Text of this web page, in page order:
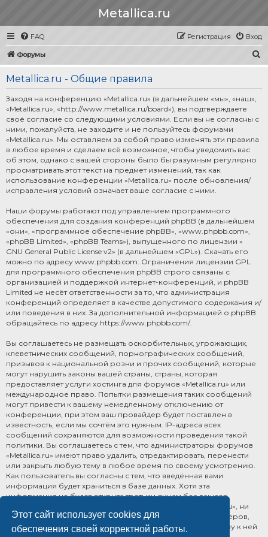
Этот сайт использует cookies для
обеспечения своей корректной работы.
Metallica.ru
FAQ Вход
Регистрация
Форумы
Metallica.ru - Общие правила
Заходя на конференцию «Metallica.ru» (в дальнейшем «мы», «наш»,
«Metallica.ru», «http://www.metallica.ru/board»), вы подтверждаете
своё согласие со следующими условиями. Если вы не согласны с
ними, пожалуйста, не заходите и не пользуйтесь форумами
«Metallica.ru». Мы оставляем за собой право изменять эти правила
в любое время и сделаем всё возможное, чтобы уведомить вас
об этом, однако с вашей стороны было бы разумным регулярно
просматривать этот текст на предмет изменений, так как
использование конференции «Metallica.ru» после обновления/
исправления условий означает ваше согласие с ними.
Наши форумы работают под управлением программного
обеспечения для создания конференций phpBB (в дальнейшем
«они», «программное обеспечение phpBB», «www.phpbb.com»,
«phpBB Limited», «phpBB Teams»), выпущенного по лицензии «
GNU General Public License v2» (в дальнейшем «GPL»). Скачать его
можно по адресу www.phpbb.com. Ограничения лицензии GPL
для программного обеспечения phpBB строго связаны с
организацией и поддержкой интернет-конференций, и phpBB
Limited не несёт ответственности за то, что администрация
конференций определяет в качестве допустимого содержания и/
или поведения в них. За дополнительной информацией о phpBB
обращайтесь по адресу https://www.phpbb.com/.
Вы соглашаетесь не размещать оскорбительных, угрожающих,
клеветнических сообщений, порнографических сообщений,
призывов к национальной розни и прочих сообщений, которые
могут нарушить законы вашей страны, страны, которая
предоставляет услуги хостинга для форумов «Metallica.ru» или
международное право. Попытки размещения таких сообщений
могут привести к вашему немедленному отключению от
конференции, при этом ваш провайдер будет поставлен в
известность, если мы сочтём это нужным. IP-адреса всех
сообщений сохраняются для возможности проведения такой
политики. Вы соглашаетесь с тем, что администраторы форумов
«Metallica.ru» имеют право удалить, отредактировать, перенести
или закрыть любую тему в любое время по своему усмотрению.
Как пользователь вы согласны с тем, что введённая вами
информация будет храниться в базе данных. Хотя эта
информация не будет открыта третьим лицам без вашего
разрешения, ни администрация конференции «Metallica.ru», ни
phpBB Limited не может быть ответственна за действия хакеров,
которые могут привести к несанкционированному доступу к ней.